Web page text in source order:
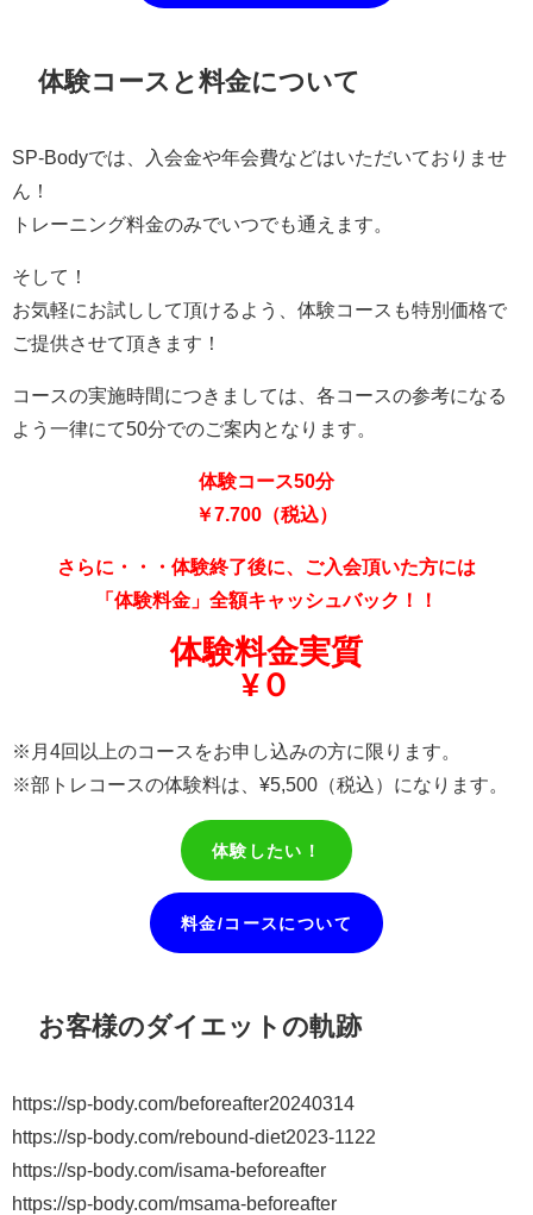
体験コースと料金について
SP-Bodyでは、入会金や年会費などはいただいておりませ
ん！
トレーニング料金のみでいつでも通えます。
そして！
お気軽にお試しして頂けるよう、体験コースも特別価格で
ご提供させて頂きます！
コースの実施時間につきましては、各コースの参考になる
よう一律にて50分でのご案内となります。
体験コース50分
￥7.700（税込）
さらに・・・体験終了後に、ご入会頂いた方には
「体験料金」全額キャッシュバック！！
体験料金実質
¥０
※月4回以上のコースをお申し込みの方に限ります。
※部トレコースの体験料は、¥5,500（税込）になります。
体験したい！
料金/コースについて
お客様のダイエットの軌跡
https://sp-body.com/beforeafter20240314
https://sp-body.com/rebound-diet2023-1122
https://sp-body.com/isama-beforeafter
https://sp-body.com/msama-beforeafter